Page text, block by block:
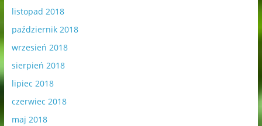
listopad 2018
październik 2018
wrzesień 2018
sierpień 2018
lipiec 2018
czerwiec 2018
maj 2018